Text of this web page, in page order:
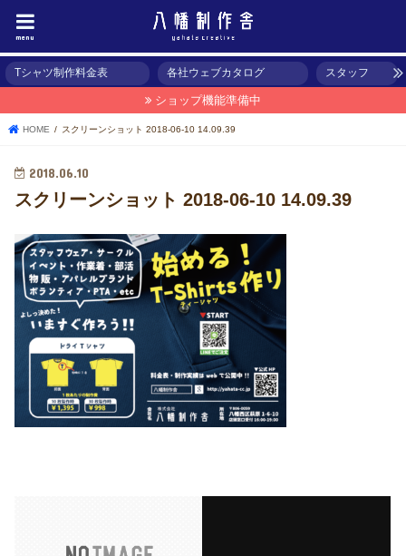
menu
Tシャツ制作料金表 各社ウェブカタログ スタッフ
ショップ機能準備中
HOME スクリーンショット 2018-06-10 14.09.39
2018.06.10
スクリーンショット 2018-06-10 14.09.39